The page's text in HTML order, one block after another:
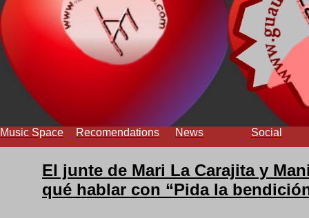
Music Space Recomendations News Social
El junte de Mari La Carajita y
qué hablar con “Pida la